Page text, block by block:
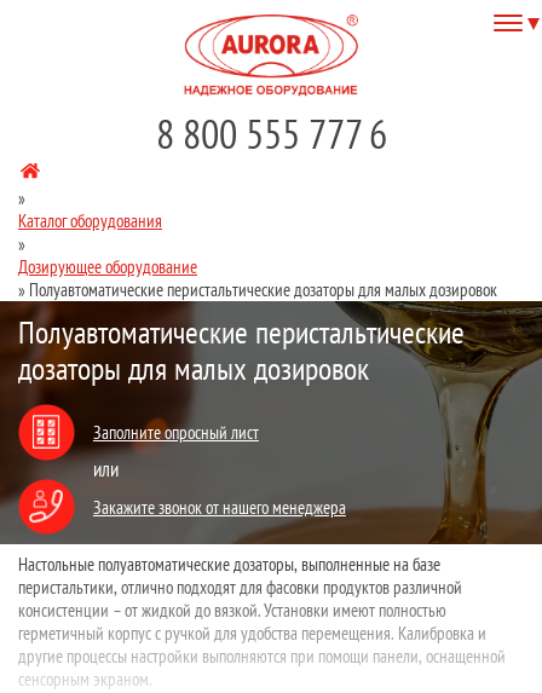
8 800 555 777 6
»
Каталог оборудования
»
Дозирующее оборудование
» Полуавтоматические перистальтические дозаторы для малых дозировок
Полуавтоматические перистальтические
дозаторы для малых дозировок
Заполните опросный лист
или
Закажите звонок от нашего менеджера
Настольные полуавтоматические дозаторы, выполненные на базе
перистальтики, отлично подходят для фасовки продуктов различной
консистенции – от жидкой до вязкой. Установки имеют полностью
герметичный корпус с ручкой для удобства перемещения. Калибровка и
другие процессы настройки выполняются при помощи панели, оснащенной
сенсорным экраном.